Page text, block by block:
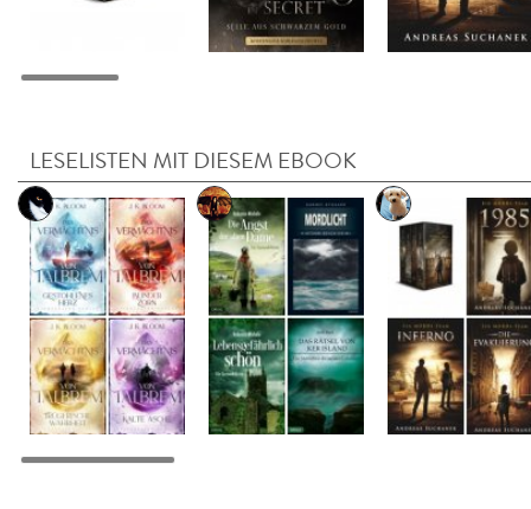
LESELISTEN MIT DIESEM EBOOK